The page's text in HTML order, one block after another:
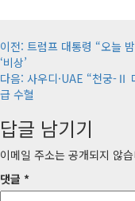
게
시
물
내
비
게
이전: 트럼프 대통령 “오늘
‘비상’
다음: 사우디·UAE “천궁-Ⅱ
급 수혈
답글 남기기
이메일 주소는 공개되지 않
댓글 *